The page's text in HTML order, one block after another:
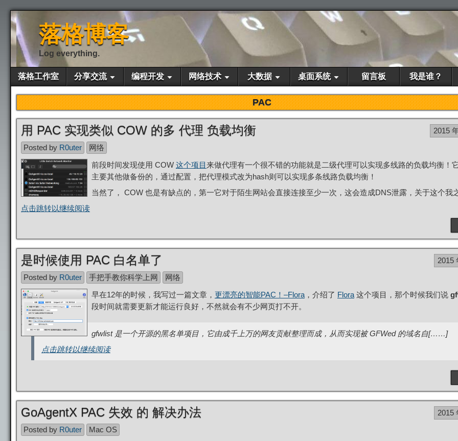
落格博客
Log everything.
落格工作室 分享交流 编程开发 网络技术 大数据 桌面系统 留言板 我是谁？
PAC
用 PAC 实现类似 COW 的多 代理 负载均衡
2015
Posted by R0uter
网络
前段时间发现使用 COW 这个项目来做代理有一个很不错的功能就是二级代理可以实现多线路的负载均衡！
主要其他做备份的，通过配置，把代理模式改为hash则可以实现多条线路负载均衡！
当然了， COW 也是有缺点的，第一它对于陌生网站会直接连接至少一次，这会造成DNS泄露，关于这个
点击跳转以继续阅读
是时候使用 PAC 白名单了
2015
Posted by R0uter 手把手教你科学上网
网络
早在12年的时候，我写过一篇文章， 更漂亮的智能PAC！–Flora ，介绍了 Flora 这个项目，那个时候我们说
段时间就需要更新才能运行良好，不然就会有不少网页打不开。
gfwlist 是一个开源的黑名单项目，它由成千上万的网友贡献整理而成，从而实现被 GFWed 的域名自[……]
点击跳转以继续阅读
GoAgentX PAC 失效 的 解决办法
2015
Posted by R0uter
Mac OS